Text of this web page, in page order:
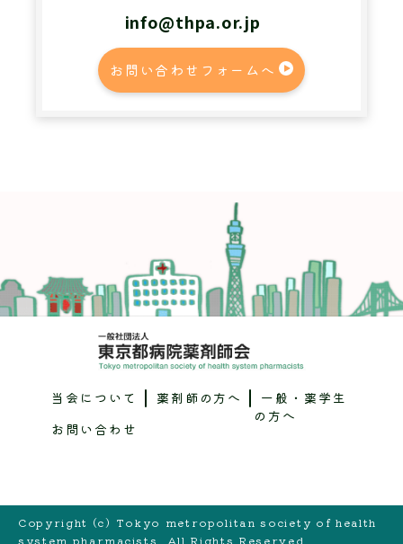
info@thpa.or.jp
お問い合わせフォームへ
当会について 薬剤師の方へ 一般・薬学生
の方へ
お問い合わせ
Copyright (c) Tokyo metropolitan society of health
system pharmacists. All Rights Reserved.